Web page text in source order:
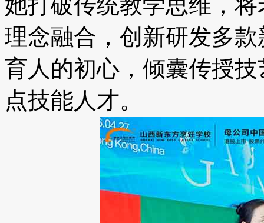
理念融合，创新研发多
育人的初心，倾囊传授
点技能人才。